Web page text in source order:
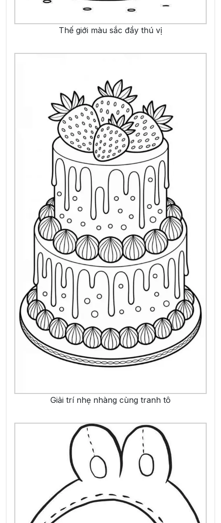
Thế giới màu sắc đầy thú vị
Giải trí nhẹ nhàng cùng tranh tô